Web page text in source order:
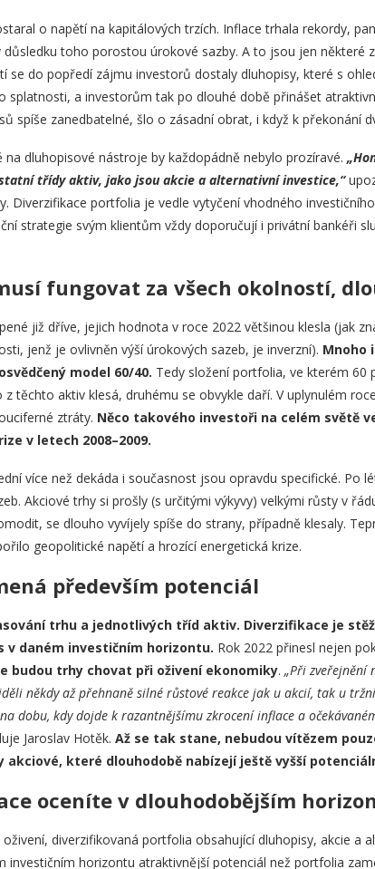
o napětí na kapitálových trzích. Inflace trhala rekordy,
toho porostou úrokové sazby. A to jsou jen některé
se do popředí zájmu investorů dostaly dluhopisy, které s
splatnosti, a investorům tak po dlouhé době přinášet
spíše zanedbatelné, šlo o zásadní obrat, i když k překonání
dluhopisové nástroje by každopádně nebylo prozíravé.
třídy aktiv, jako jsou akcie a alternativní investice,“
Diverzifikace portfolia je vedle vytyčení vhodného
strategie svým klientům vždy doporučují i privátní bankéři
fungovat za všech okolností,
již dříve, jejich hodnota v roce 2022 většinou klesla (jak
jenž je ovlivněn výší úrokových sazeb, je inverzní). Mnoho
model 60/40. Tedy složení portfolia, ve kterém 60
těchto aktiv klesá, druhému se obvykle daří. V uplynulém
ztráty. Něco takového investoři na celém světě
v letech 2008–2009.
více než dekáda i současnost jsou opravdu specifické. Po
Akciové trhy si prošly (s určitými výkyvy) velkými růsty v
se dlouho vyvíjely spíše do strany, případně klesaly.
geopolitické napětí a hrozící energetická krize.
především potenciál
trhu a jednotlivých tříd aktiv. Diverzifikace je
daném investičním horizontu. Rok 2022 přinesl nejen
budou trhy chovat při oživení ekonomiky. „Při zveřejnění
někdy až přehnaně silné růstové reakce jak u akcií, tak u
dobu, kdy dojde k razantnějšímu zkrocení inflace a
Jaroslav Hotěk. Až se tak stane, nebudou vítězem
které dlouhodobě nabízejí ještě vyšší
oceníte v dlouhodobějším
diverzifikovaná portfolia obsahující dluhopisy, akcie a
investičním horizontu atraktivnější potenciál než portfolia